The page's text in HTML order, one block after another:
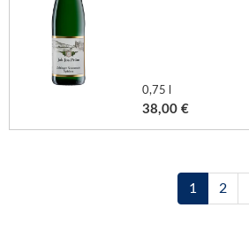
0,75 l
38,00 €
1 2